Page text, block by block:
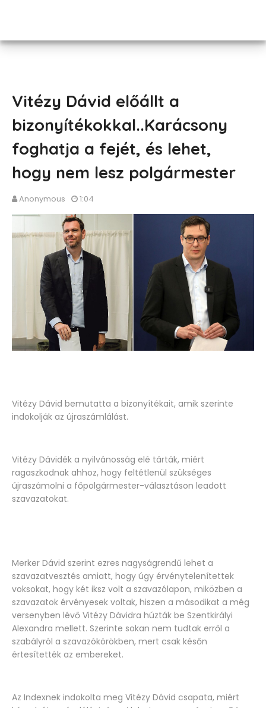
Vitézy Dávid előállt a
bizonyítékokkal..Karácsony
foghatja a fejét, és lehet,
hogy nem lesz polgármester
Anonymous 1:04
Vitézy Dávid bemutatta a bizonyítékait, amik szerinte
indokolják az újraszámlálást.
Vitézy Dávidék a nyilvánosság elé tárták, miért
ragaszkodnak ahhoz, hogy feltétlenül szükséges
újraszámolni a főpolgármester-választáson leadott
szavazatokat.
Merker Dávid szerint ezres nagyságrendű lehet a
szavazatvesztés amiatt, hogy úgy érvénytelenítettek
voksokat, hogy két iksz volt a szavazólapon, miközben a
szavazatok érvényesek voltak, hiszen a másodikat a még
versenyben lévő Vitézy Dávidra húzták be Szentkirályi
Alexandra mellett. Szerinte sokan nem tudtak erről a
szabályról a szavazókörökben, mert csak későn
értesítették az embereket.
Az Indexnek indokolta meg Vitézy Dávid csapata, miért